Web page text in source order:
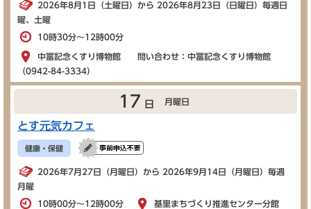
2026年8月1日（土曜日）から 2026年8月23日（日曜日）毎週日
曜、土曜
10時30分～12時00分
中冨記念くすり博物館 問い合わせ：中冨記念くすり博物館
（0942-84-3334）
17 日 月曜日
とす元気カフェ
健康・保健
2026年7月27日（月曜日）から 2026年9月14日（月曜日）毎週
月曜
10時00分～12時00分 基里まちづくり推進センター分館